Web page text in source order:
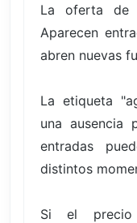
La oferta de
Aparecen
abren nuevas
La etiqueta
una ausencia
entradas
distintos
Si el precio